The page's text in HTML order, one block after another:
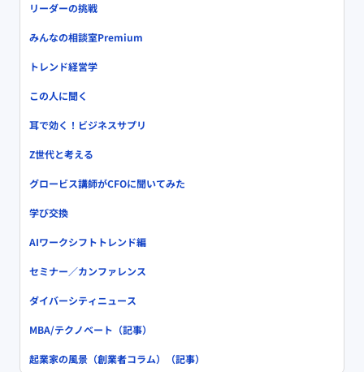
リーダーの挑戦
みんなの相談室Premium
トレンド経営学
この人に聞く
耳で効く！ビジネスサプリ
Z世代と考える
グロービス講師がCFOに聞いてみた
学び交換
AIワークシフトトレンド編
セミナー／カンファレンス
ダイバーシティニュース
MBA/テクノベート（記事）
起業家の風景（創業者コラム）（記事）